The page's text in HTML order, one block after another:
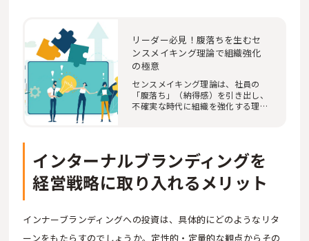
リーダー必見！腹落ちを生むセ
ンスメイキング理論で組織強化
の極意
センスメイキング理論は、社員の
「腹落ち」（納得感）を引き出し、
不確実な時代に組織を強化する理論
インターナルブランディングを
経営戦略に取り入れるメリット
インナーブランディングへの投資は、具体的にどのようなリタ
ーンをもたらすのでしょうか。定性的・定量的な観点からその